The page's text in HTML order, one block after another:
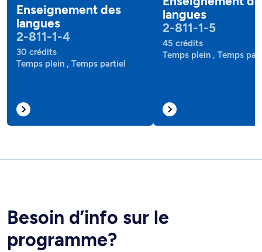
Enseignement des
langues
2-811-1-4
30 crédits
Temps plein , Temps partiel
langues
2-811-1-5
45 crédits
Temps plein , Temps
Besoin d’info sur le
programme?